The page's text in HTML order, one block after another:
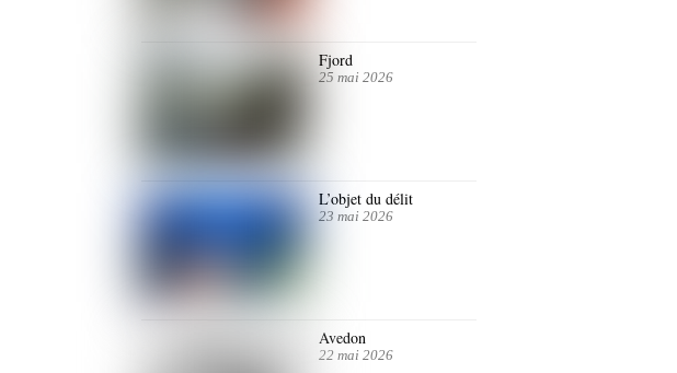
Fjord
25 mai 2026
L’objet du délit
23 mai 2026
Avedon
22 mai 2026